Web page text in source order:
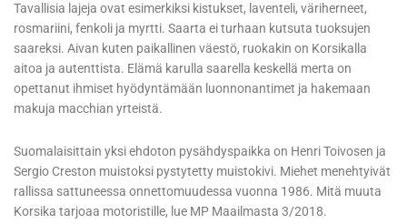
Tavallisia lajeja ovat esimerkiksi kistukset, laventeli, väriherneet,
rosmariini, fenkoli ja myrtti. Saarta ei turhaan kutsuta tuoksujen
saareksi. Aivan kuten paikallinen väestö, ruokakin on Korsikalla
aitoa ja autenttista. Elämä karulla saarella keskellä merta on
opettanut ihmiset hyödyntämään luonnonantimet ja hakemaan
makuja macchian yrteistä.
Suomalaisittain yksi ehdoton pysähdyspaikka on Henri Toivosen ja
Sergio Creston muistoksi pystytetty muistokivi. Miehet menehtyivät
rallissa sattuneessa onnettomuudessa vuonna 1986. Mitä muuta
Korsika tarjoaa motoristille, lue MP Maailmasta 3/2018.